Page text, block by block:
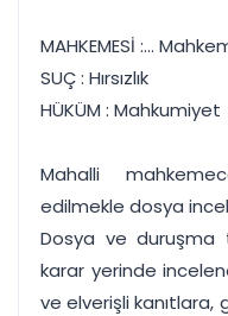
Bildirim
Tek panelde uçtan
Tüm özellikleri
MAHKEMESİ :...
SUÇ : Hırsızlık
HÜKÜM : Mahkumiyet
Mahalli
edilmekle dosya
Dosya ve duruşma
karar yerinde
ve elverişli